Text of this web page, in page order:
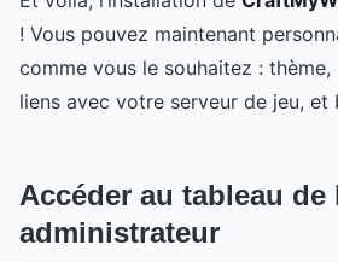
! Vous pouvez maintenant
comme vous le souhaitez : thème,
liens avec votre serveur de jeu, et
Accéder au tableau de
administrateur